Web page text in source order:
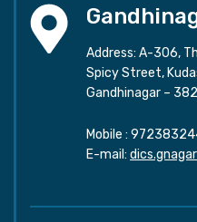
Address: A-306,
Spicy Street,
Gandhinagar –
Mobile :
E-mail: